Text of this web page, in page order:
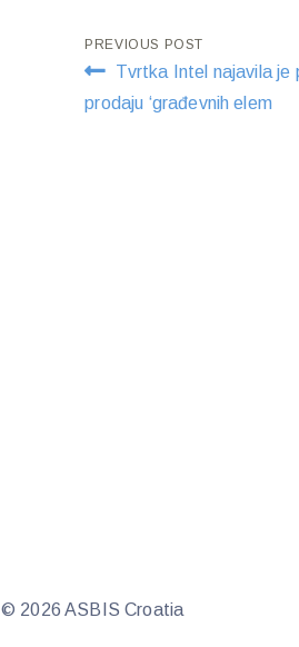
Post
navigation
PREVIOUS POST
Tvrtka Intel najavila je
prodaju ‘građevnih elem
© 2026 ASBIS Croatia